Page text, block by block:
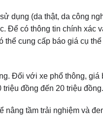
dụng (da thật, da công
Để có thông tin chính xác
cung cấp báo giá cụ
Đối với xe phổ thông, giá
đồng đến 20 triệu đồng.
nâng tầm trải nghiệm và